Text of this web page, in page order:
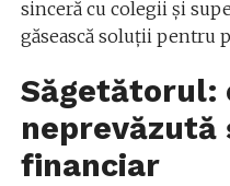
sinceră cu colegii și
găsească soluții pentru
Săgetătorul:
neprevăzută
financiar